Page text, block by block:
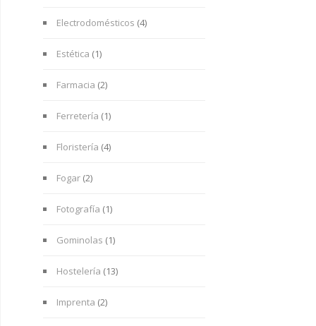
Electrodomésticos (4)
Estética (1)
Farmacia (2)
Ferretería (1)
Floristería (4)
Fogar (2)
Fotografía (1)
Gominolas (1)
Hostelería (13)
Imprenta (2)